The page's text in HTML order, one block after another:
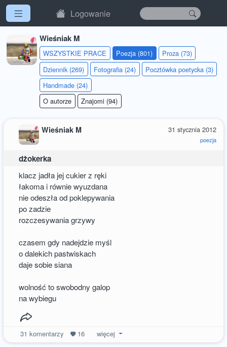
Logowanie
Wieśniak M
WSZYSTKIE PRACE Poezja (801)
Proza (73)
Dziennik (269)
Fotografia (24)
Pocztówka poetycka (3)
Handmade (24)
O autorze
Znajomi (94)
31 stycznia 2012
poezja
Wieśniak M
dżokerka
klacz jadła jej cukier z ręki
łakoma i równie wyuzdana
nie odeszła od poklepywania
po zadzie
rozczesywania grzywy
czasem gdy nadejdzie myśl
o dalekich pastwiskach
daje sobie siana
wolność to swobodny galop
na wybiegu
31 komentarzy 16 więcej